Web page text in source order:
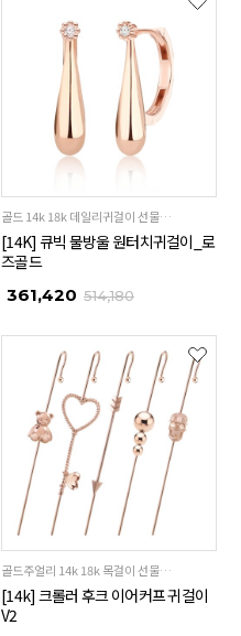
골드 14k 18k 데일리귀걸이 선물추천
[14K] 큐빅 물방울 원터치귀걸이_로
즈골드
361,420 514,180
골드주얼리 14k 18k 목걸이 선물추천
[14k] 크롤러 후크 이어커프 귀걸이
V2